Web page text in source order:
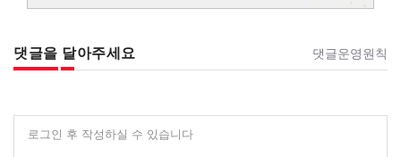
댓글을 달아주세요 댓글운영원칙
로그인 후 작성하실 수 있습니다